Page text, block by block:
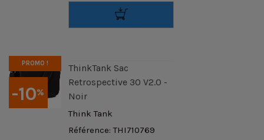
-10%
PROMO !
ThinkTank Sac
Retrospective 30 V2.0 -
Noir
Think Tank
Référence: THI710769